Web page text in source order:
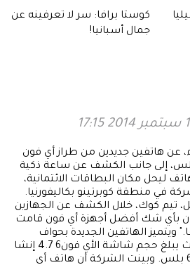
كوستا برافا: سر لا تعرفينه عن
جمال أسبانيا!
عن هاتفين جديدين من طراز أي فون
أي فون6 وأي فون6 بلس، إلى جانب الكشف عن ساعة ذكية
ليحل مكان البطاقات الائتمانية،
في منطقة كوبرتينو بكاليفورنيا.
تيم كوك، خلال الكشف عن الجهازين
بأي شك أفضل أجهزة أي فون قامت
الهاتفين الجديدة بحواف
محنية، وبشاشة أكبر، حيث يبلغ حجم شاشة الأي فون6 4.7 إنشا
و5.5 إنشا لهانف أي فون6 بلس. وبينت الشركة أن هاتف أي